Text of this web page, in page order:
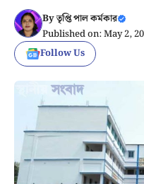
Byতৃপ্তি পাল কর্মকার
Published on: May 2,
Follow Us